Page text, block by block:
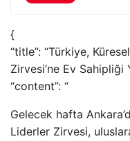
{
“title”: “Türkiye,
Zirvesi’ne Ev Sahipliği
“content”: “
Gelecek hafta
Liderler Zirvesi,